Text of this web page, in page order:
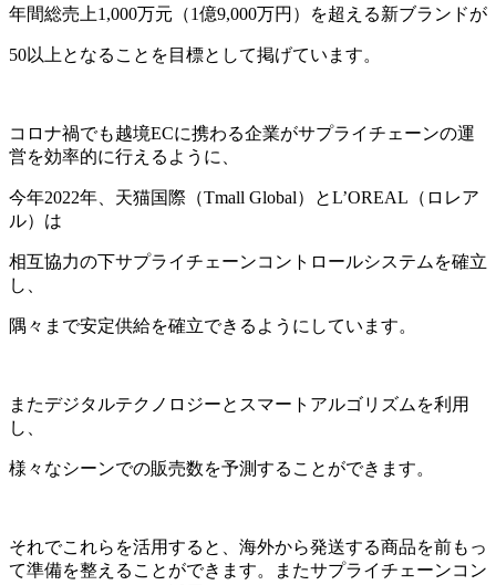
年間総売上1,000万元（1億9,000万円）を超える新ブランドが
50以上となることを目標として掲げています。
コロナ禍でも越境ECに携わる企業がサプライチェーンの運
営を効率的に行えるように、
今年2022年、天猫国際（Tmall Global）とL’OREAL（ロレア
ル）は
相互協力の下サプライチェーンコントロールシステムを確立
し、
隅々まで安定供給を確立できるようにしています。
またデジタルテクノロジーとスマートアルゴリズムを利用
し、
様々なシーンでの販売数を予測することができます。
それでこれらを活用すると、海外から発送する商品を前もっ
て準備を整えることができます。またサプライチェーンコン